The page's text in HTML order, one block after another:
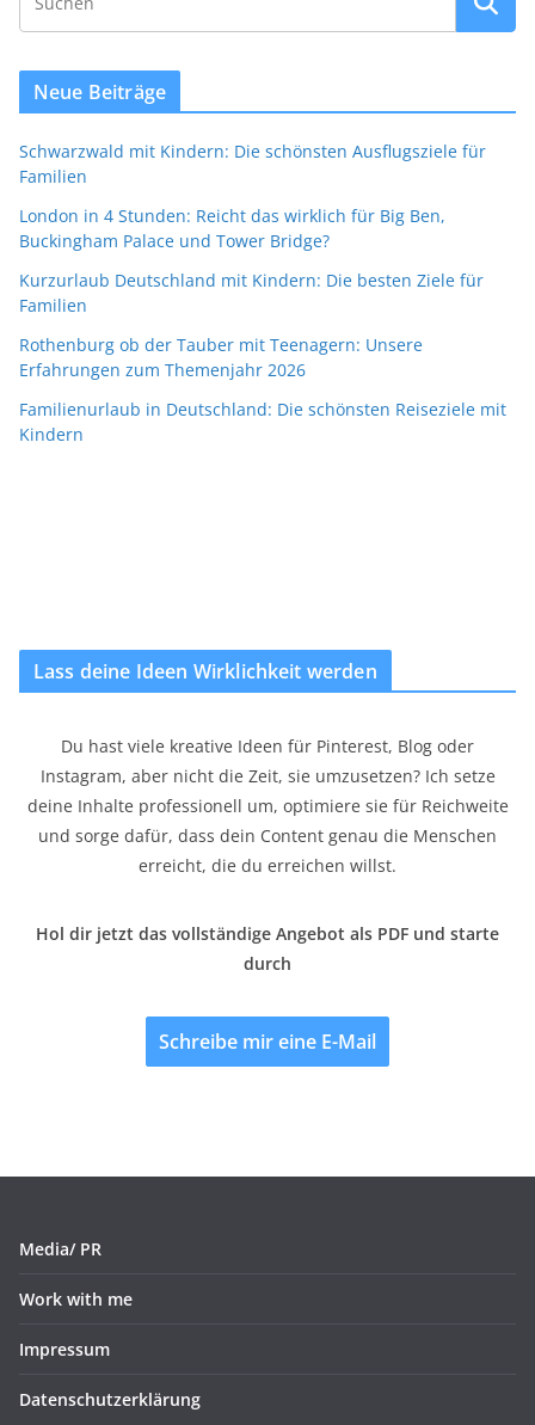
Neue Beiträge
Schwarzwald mit Kindern: Die schönsten Ausflugsziele für
Familien
London in 4 Stunden: Reicht das wirklich für Big Ben,
Buckingham Palace und Tower Bridge?
Kurzurlaub Deutschland mit Kindern: Die besten Ziele für
Familien
Rothenburg ob der Tauber mit Teenagern: Unsere
Erfahrungen zum Themenjahr 2026
Familienurlaub in Deutschland: Die schönsten Reiseziele mit
Kindern
Lass deine Ideen Wirklichkeit werden
Du hast viele kreative Ideen für Pinterest, Blog oder
Instagram, aber nicht die Zeit, sie umzusetzen? Ich setze
deine Inhalte professionell um, optimiere sie für Reichweite
und sorge dafür, dass dein Content genau die Menschen
erreicht, die du erreichen willst.
Hol dir jetzt das vollständige Angebot als PDF und starte
durch
Schreibe mir eine E-Mail
Media/ PR
Work with me
Impressum
Datenschutzerklärung